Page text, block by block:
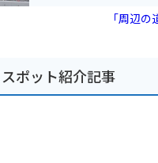
拠点にしまなみ海道サイクリン
付きのスペースもあり、ツーリン
す。 しまなみ海道の絶景と、地元
の駅です。
「周辺
ポット紹介記事